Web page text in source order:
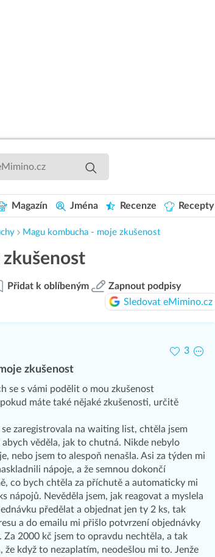
Magazín Jména Recenze Recepty
Magu kombucha - moje zkušenost
Přidat k oblíbeným
Zapnout podpisy
Sledovat eMimino.cz
3
zkušenost
se s vámi podělit o mou zkušenost
máte také nějaké zkušenosti, určitě
zaregistrovala na waiting list, chtěla jsem
věděla, jak to chutná. Nikde nebylo
nebo jsem to alespoň nenašla. Asi za týden mi
nápoje, a že semnou dokončí
co bych chtěla za příchutě a automaticky mi
nápojů. Nevěděla jsem, jak reagovat a myslela
předělat a objednat jen ty 2 ks, tak
a do emailu mi přišlo potvrzení objednávky
Za 2000 kč jsem to opravdu nechtěla, a tak
že když to nezaplatím, neodešlou mi to. Jenže